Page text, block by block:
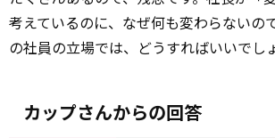
考えているのに、なぜ何も変わらないの
の社員の立場では、どうすればいいでし
カップさんからの回答